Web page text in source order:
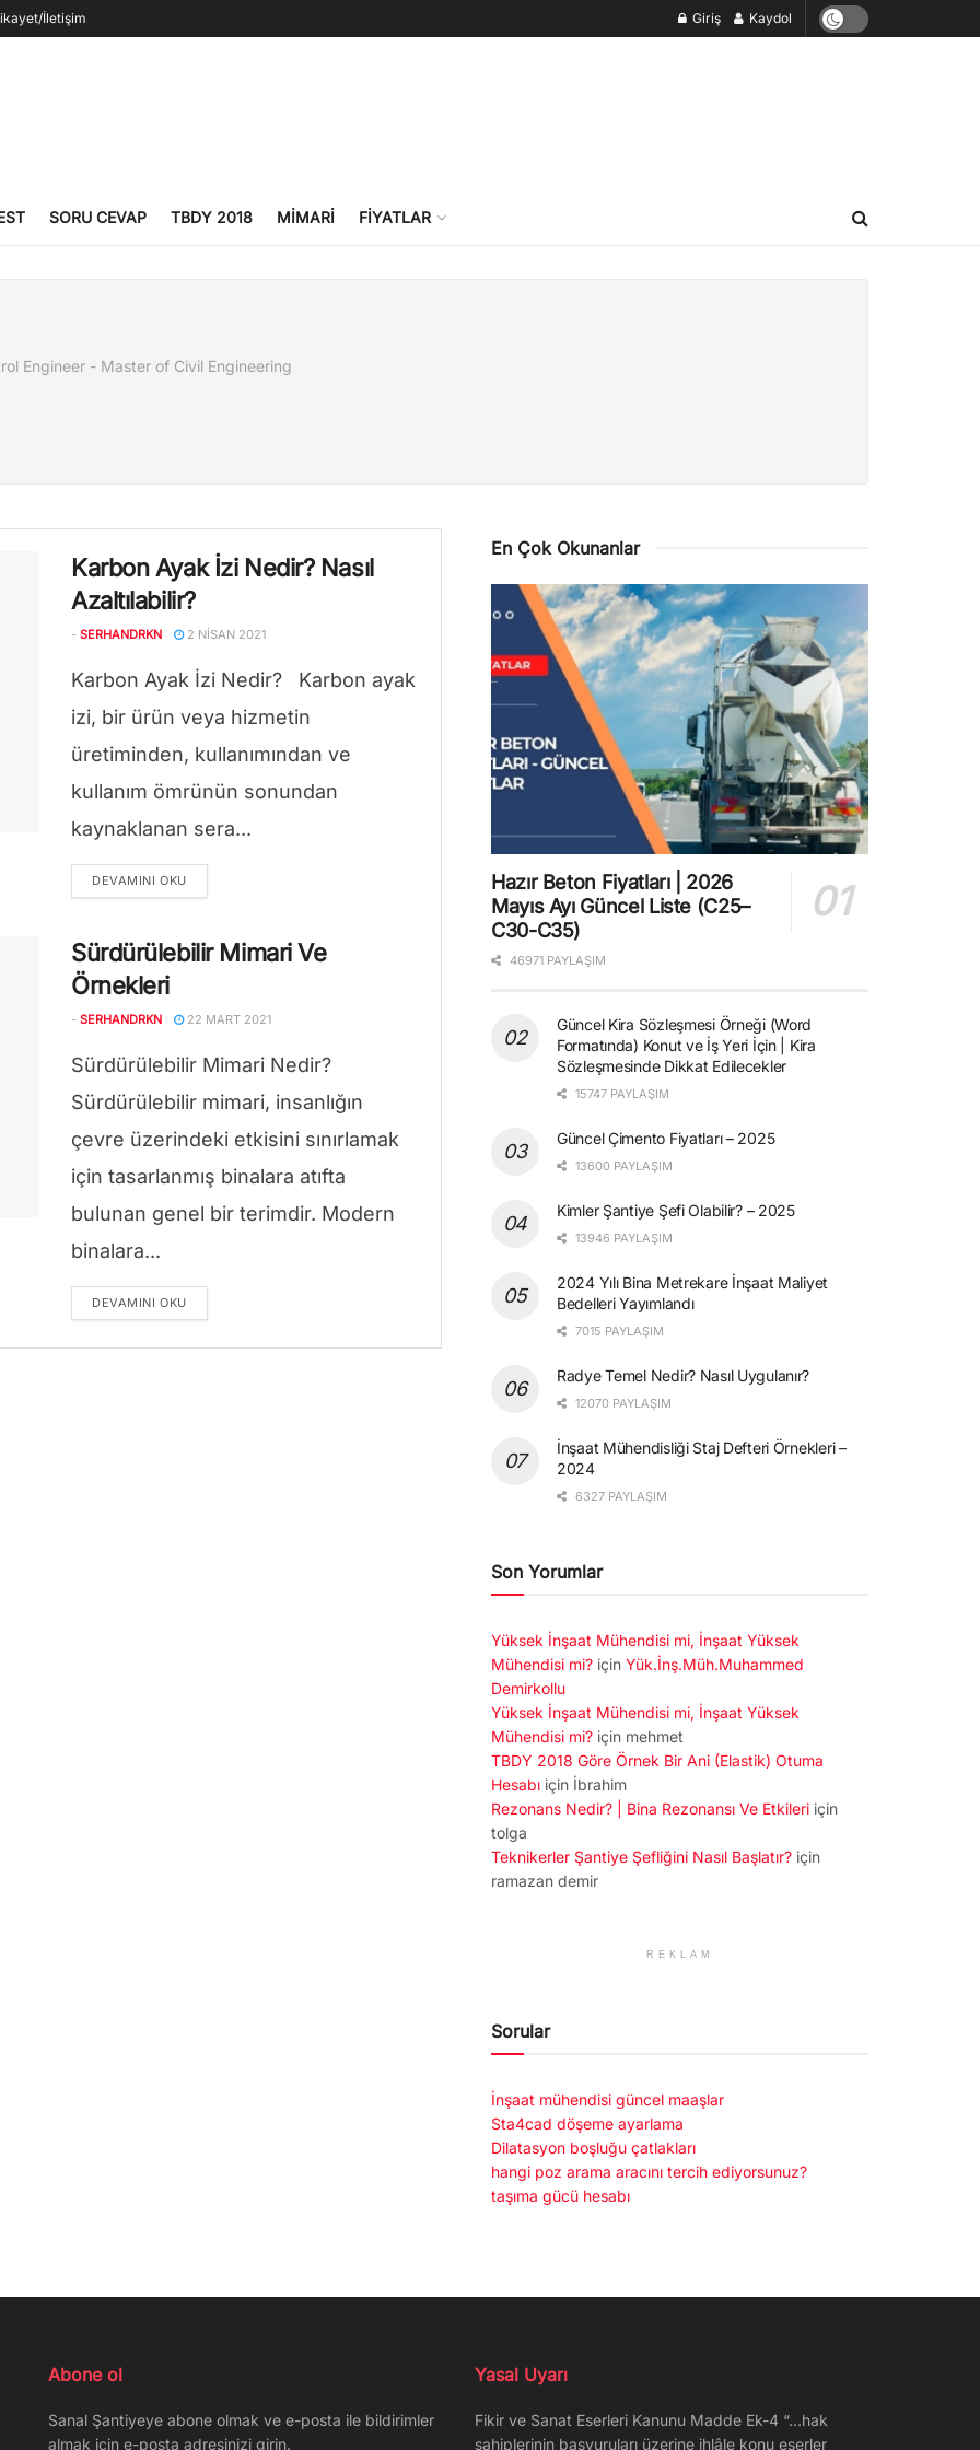
İletişim Giriş Kaydol
SORU CEVAP TBDY 2018 MIMARI FIYATLAR
Engineer - Master of Civil Engineering
Karbon Ayak İzi Nedir? Nasıl
Azaltılabilir?
- SERHANDRKN 2 NISAN 2021
Karbon Ayak İzi Nedir? Karbon ayak
izi, bir ürün veya hizmetin
üretiminden, kullanımından ve
kullanım ömrünün sonundan
kaynaklanan sera...
DEVAMINI OKUDETAILS
Sürdürülebilir Mimari Ve
Örnekleri
- SERHANDRKN 22 MART 2021
Sürdürülebilir Mimari Nedir?
Sürdürülebilir mimari, insanlığın
çevre üzerindeki etkisini sınırlamak
için tasarlanmış binalara atıfta
bulunan genel bir terimdir. Modern
binalara...
DEVAMINI OKUDETAILS
En Çok Okunanlar
Hazır Beton Fiyatları | 2026
Mayıs Ayı Güncel Liste (C25–
C30-C35)
46971 PAYLAŞIM
Güncel Kira Sözleşmesi Örneği (Word
Formatında) Konut ve İş Yeri İçin | Kira
Sözleşmesinde Dikkat Edilecekler
15747 PAYLAŞIM
Güncel Çimento Fiyatları – 2025
13600 PAYLAŞIM
Kimler Şantiye Şefi Olabilir? – 2025
13946 PAYLAŞIM
2024 Yılı Bina Metrekare İnşaat Maliyet
Bedelleri Yayımlandı
7015 PAYLAŞIM
Radye Temel Nedir? Nasıl Uygulanır?
12070 PAYLAŞIM
İnşaat Mühendisliği Staj Defteri Örnekleri –
2024
6327 PAYLAŞIM
Son Yorumlar
Yüksek İnşaat Mühendisi mi, İnşaat Yüksek
Mühendisi mi? için Yük.İnş.Müh.Muhammed
Demirkollu
Yüksek İnşaat Mühendisi mi, İnşaat Yüksek
Mühendisi mi? için mehmet
TBDY 2018 Göre Örnek Bir Ani (Elastik) Otuma
Hesabı için İbrahim
Rezonans Nedir? | Bina Rezonansı Ve Etkileri için
tolga
Teknikerler Şantiye Şefliğini Nasıl Başlatır? için
ramazan demir
REKLAM
Sorular
İnşaat mühendisi güncel maaşlar
Sta4cad döşeme ayarlama
Dilatasyon boşluğu çatlakları
hangi poz arama aracını tercih ediyorsunuz?
taşıma gücü hesabı
Abone ol
Sanal Şantiyeye abone olmak ve e-posta ile bildirimler
almak için e-posta adresinizi girin.
Yasal Uyarı
Fikir ve Sanat Eserleri Kanunu Madde Ek-4 “…hak
sahiplerinin başvuruları üzerine ihlâle konu eserler